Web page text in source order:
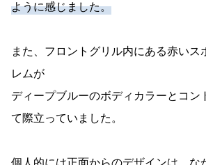
ように感じました。
また、フロントグリル内にある赤いス
レムが
ディープブルーのボディカラーとコン
て際立っていました。